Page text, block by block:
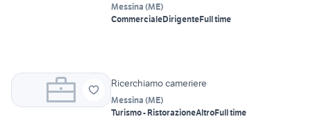
Messina (ME)
CommercialeDirigenteFull time
Ricerchiamo cameriere
Messina (ME)
Turismo - RistorazioneAltroFull time